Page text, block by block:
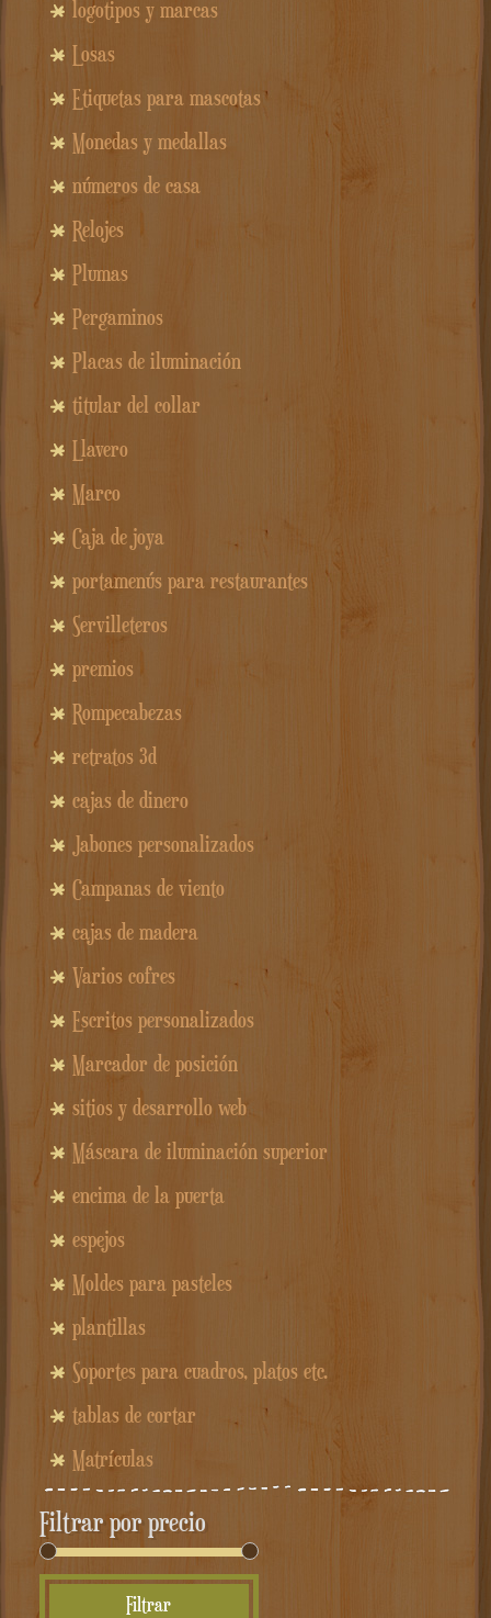
logotipos y marcas
Losas
Etiquetas para mascotas
Monedas y medallas
números de casa
Relojes
Plumas
Pergaminos
Placas de iluminación
titular del collar
Llavero
Marco
Caja de joya
portamenús para restaurantes
Servilleteros
premios
Rompecabezas
retratos 3d
cajas de dinero
Jabones personalizados
Campanas de viento
cajas de madera
Varios cofres
Escritos personalizados
Marcador de posición
sitios y desarrollo web
Máscara de iluminación superior
encima de la puerta
espejos
Moldes para pasteles
plantillas
Soportes para cuadros, platos etc.
tablas de cortar
Matrículas
Filtrar por precio
Filtrar